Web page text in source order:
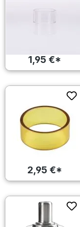
1,95 €*
2,95 €*